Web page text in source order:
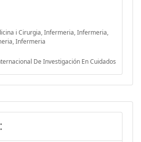
i Cirurgia, Infermeria, Infermeria,
Infermeria
De Investigación En Cuidados